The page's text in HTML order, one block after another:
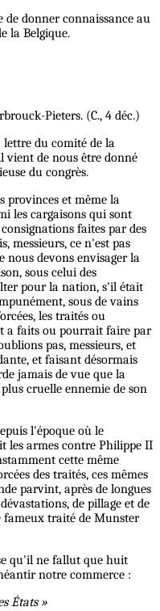
de donner connaissance au
la Belgique.
Pieters. (C., 4 déc.)
lettre du comité de la
vient de nous être donné
du congrès.
provinces et même la
les cargaisons qui sont
faites par des
messieurs, ce n'est pas
nous devons envisager la
sous celui des
pour la nation, s'il était
sous de vains
les traités ou
a faits ou pourrait faire par
pas, messieurs, et
et faisant désormais
jamais de vue que la
cruelle ennemie de son
l'époque où le
les armes contre Philippe II
cette même
des traités, ces mêmes
parvint, après de longues
de pillage et de
fameux traité de Munster
qu'il ne fallut que huit
notre commerce :
États »